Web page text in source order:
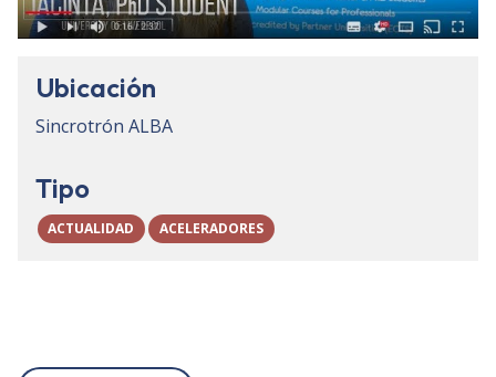
Ubicación
Sincrotrón ALBA
Tipo
ACTUALIDAD ACELERADORES